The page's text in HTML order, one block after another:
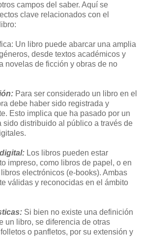
campos del saber. Aquí se
clave relacionados con el
Un libro puede abarcar una amplia
desde textos académicos y
novelas de ficción y obras de no
Para ser considerado un libro en el
debe haber sido registrada y
Esto implica que ha pasado por un
sido distribuido al público a través de
Los libros pueden estar
impreso, como libros de papel, o en
electrónicos (e-books). Ambas
válidas y reconocidas en el ámbito
Si bien no existe una definición
un libro, se diferencia de otras
o panfletos, por su extensión y